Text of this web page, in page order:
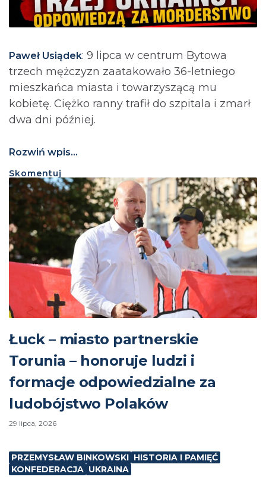
Paweł Usiądek: 9 lipca w centrum Bytowa
trzech mężczyzn zaatakowało 36-letniego
mieszkańca miasta i towarzyszącą mu
kobietę. Ciężko ranny trafił do szpitala i zmarł
dwa dni później.
Rozwiń wpis...
Skomentuj
Łuck – miasto partnerskie
Torunia – honoruje ludzi i
formacje odpowiedzialne za
ludobójstwo Polaków
29 lipca, 2026
PRZEMYSŁAW BINKOWSKI HISTORIA I PAMIĘĆ
KONFEDERACJA UKRAINA